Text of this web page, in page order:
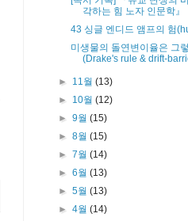
각하는 힘 노자 인문학』
43 싱글 엔디드 앰프의 험
미생물의 돌연변이율은 그
(Drake's rule & drift-
► 11월(13)
► 10월(12)
►9월(15)
►8월(15)
►7월(14)
►6월(13)
►5월(13)
►4월(14)